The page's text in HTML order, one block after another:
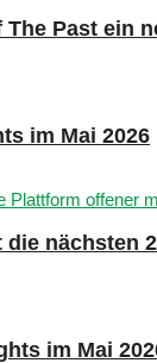
Past ein
im Mai 2026
nächsten
im Mai